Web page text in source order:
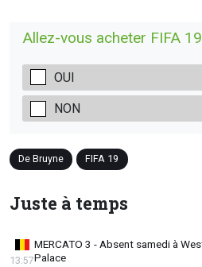
Allez-vous acheter FIFA
OUI
NON
De Bruyne FIFA 19
Juste à temps
MERCATO 3 - Absent samedi à
Palace
13:57